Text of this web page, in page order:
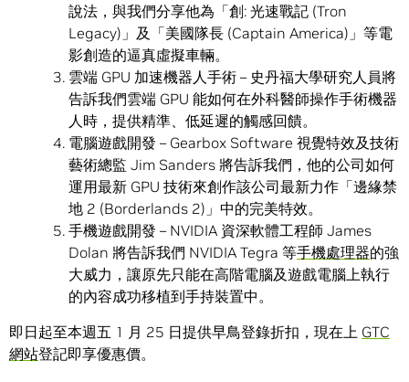
說法，與我們分享他為「創: 光速戰記 (Tron
Legacy)」及「美國隊長 (Captain America)」等電
影創造的逼真虛擬車輛。
雲端 GPU 加速機器人手術 – 史丹福大學研究人員將
告訴我們雲端 GPU 能如何在外科醫師操作手術機器
人時，提供精準、低延遲的觸感回饋。
電腦遊戲開發 – Gearbox Software 視覺特效及技術
藝術總監 Jim Sanders 將告訴我們，他的公司如何
運用最新 GPU 技術來創作該公司最新力作「邊緣禁
地 2 (Borderlands 2)」中的完美特效。
手機遊戲開發 – NVIDIA 資深軟體工程師 James
Dolan 將告訴我們 NVIDIA Tegra 等手機處理器的強
大威力，讓原先只能在高階電腦及遊戲電腦上執行
的內容成功移植到手持裝置中。
即日起至本週五 1 月 25 日提供早鳥登錄折扣，現在上 GTC
網站登記即享優惠價。